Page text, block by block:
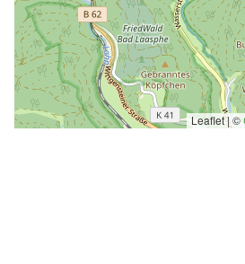
Leaflet | ©